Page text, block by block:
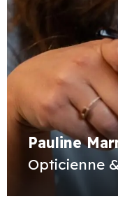
Pauline
Opticienne